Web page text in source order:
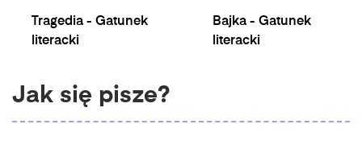
Tragedia - Gatunek
literacki
Bajka - Gatunek
literacki
Jak się pisze?